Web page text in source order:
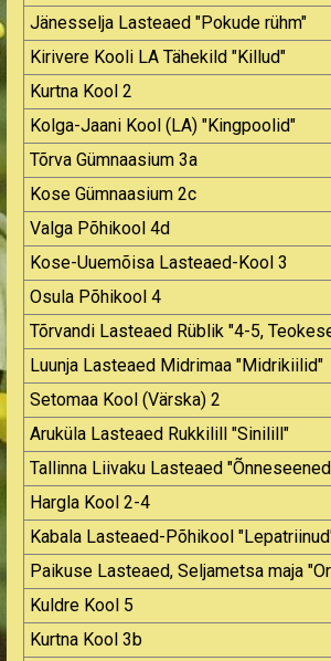
Jänesselja Lasteaed "Pokude rühm"
Kirivere Kooli LA Tähekild "Killud"
Kurtna Kool 2
Kolga-Jaani Kool (LA) "Kingpoolid"
Tõrva Gümnaasium 3a
Kose Gümnaasium 2c
Valga Põhikool 4d
Kose-Uuemõisa Lasteaed-Kool 3
Osula Põhikool 4
Tõrvandi Lasteaed Rüblik "4-5,
Luunja Lasteaed Midrimaa "Midrikiilid"
Setomaa Kool (Värska) 2
Aruküla Lasteaed Rukkilill "Sinilill"
Tallinna Liivaku Lasteaed
Hargla Kool 2-4
Kabala Lasteaed-Põhikool
Paikuse Lasteaed, Seljametsa maja
Kuldre Kool 5
Kurtna Kool 3b